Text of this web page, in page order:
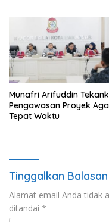
Munafri Arifuddin
Pengawasan Proyek
Tepat Waktu
Tinggalkan Balasan
Alamat email Anda tidak
ditandai *